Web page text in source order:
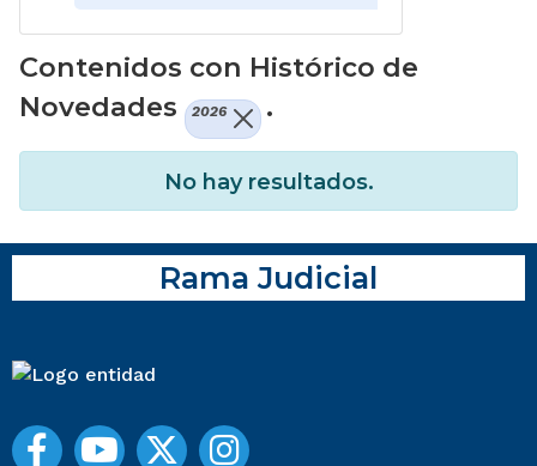
Contenidos con Histórico de
Novedades
2026 .
No hay resultados.
Rama Judicial